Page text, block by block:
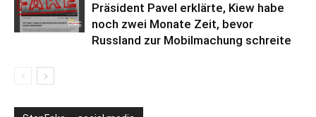
Präsident Pavel erklärte, Kiew habe
noch zwei Monate Zeit, bevor
Russland zur Mobilmachung schreite